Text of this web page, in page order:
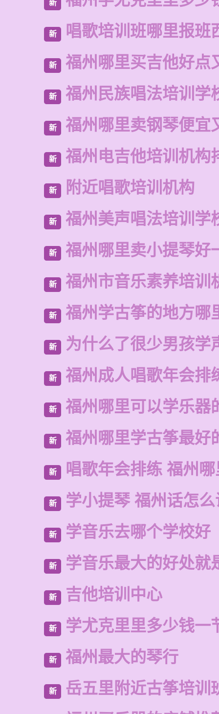
新
新 唱歌培训班哪里报班
新 福州哪里买吉他好点
新 福州民族唱法培训学
新 福州哪里卖钢琴便宜
新 福州电吉他培训机构
新 附近唱歌培训机构
新 福州美声唱法培训学
新 福州哪里卖小提琴好
新 福州市音乐素养培训
新 福州学古筝的地方哪
新 为什么了很少男孩学
新 福州成人唱歌年会排
新 福州哪里可以学乐器
新 福州哪里学古筝最好
新 唱歌年会排练 福州
新 学小提琴 福州话怎
新 学音乐去哪个学校好
新 学音乐最大的好处就
新 吉他培训中心
新 学尤克里里多少钱一
新 福州最大的琴行
新
岳五里附近古筝培训